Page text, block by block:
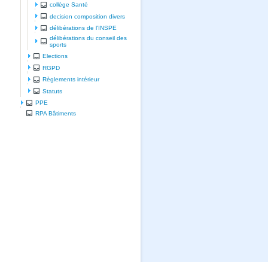
collège Santé
decision composition divers
délibérations de l'INSPE
délibérations du conseil des
sports
Elections
RGPD
Règlements intérieur
Statuts
PPE
RPA Bâtiments